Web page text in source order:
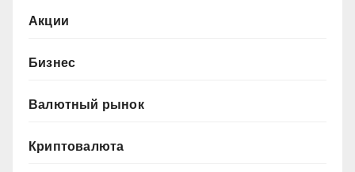
Акции
Бизнес
Валютный рынок
Криптовалюта